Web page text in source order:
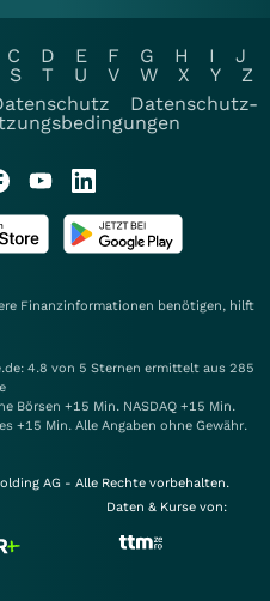
C D E F G H I
J
S T U V W X Y
Z
Datenschutz-
Finanzinformationen benötigen, hilft
4.8 von 5 Sternen ermittelt aus 285
Börsen +15 Min. NASDAQ +15 Min.
+15 Min. Alle Angaben ohne Gewähr.
AG - Alle Rechte vorbehalten.
Daten & Kurse von: